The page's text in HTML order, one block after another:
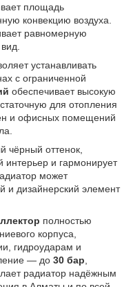
площадь
конвекцию воздуха.
равномерную
устанавливать
с ограниченной
обеспечивает высокую
для отопления
и офисных помещений
чёрный оттенок,
интерьер и гармонирует
может
и дизайнерский элемент
полностью
корпуса,
гидроударам и
— до 30 бар
радиатор надёжным